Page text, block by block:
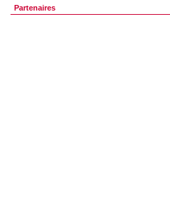
Partenaires